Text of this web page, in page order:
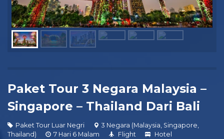
Paket Tour 3 Negara Malaysia –
Singapore – Thailand Dari Bali
Paket Tour Luar Negri
3 Negara (Malaysia, Singapore,
Thailand)
7 Hari 6 Malam Flight Hotel